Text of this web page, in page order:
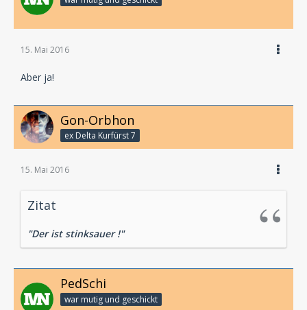
15. Mai 2016
Aber ja!
Gon-Orbhon
ex Delta Kurfürst 7
15. Mai 2016
Zitat
"Der ist stinksauer !"
PedSchi
war mutig und geschickt